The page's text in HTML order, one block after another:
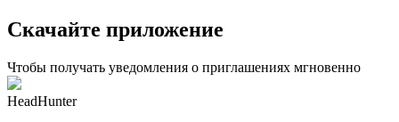
Скачайте приложение
Чтобы получать уведомления о приглашениях мгновенно
HeadHunter